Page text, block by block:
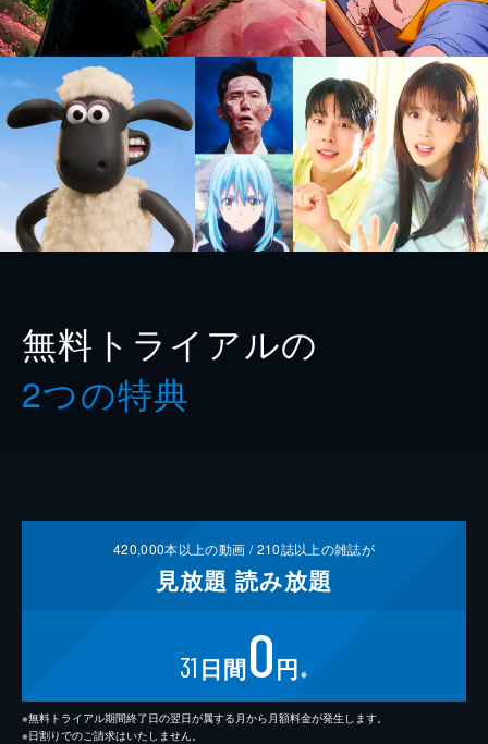
無料トライアルの
2つの特典
420,000本以上の動画 /210誌以上の雑誌が
見放題 読み放題
31 日間0円 ※
※無料トライアル期間終了日の翌日が属する月から月額料金が発生します。
※日割りでのご請求はいたしません。